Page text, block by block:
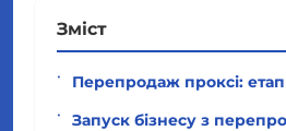
Зміст
Перепродаж проксі: етап
Запуск бізнесу з